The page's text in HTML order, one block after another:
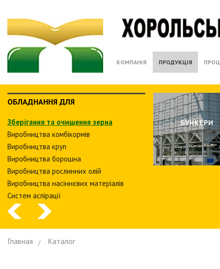
КОМПАНІЯ ПРОДУКЦІЯ
ОБЛАДНАННЯ ДЛЯ
Зберiгання та очищення зерна
Виробництва комбiкормiв
Виробництва круп
Виробництва борошна
Виробництва рослинних олiй
Виробництва насіннєвих матеріалів
Систем аспiрацiї
БУНКЕРИ
Главная Каталог